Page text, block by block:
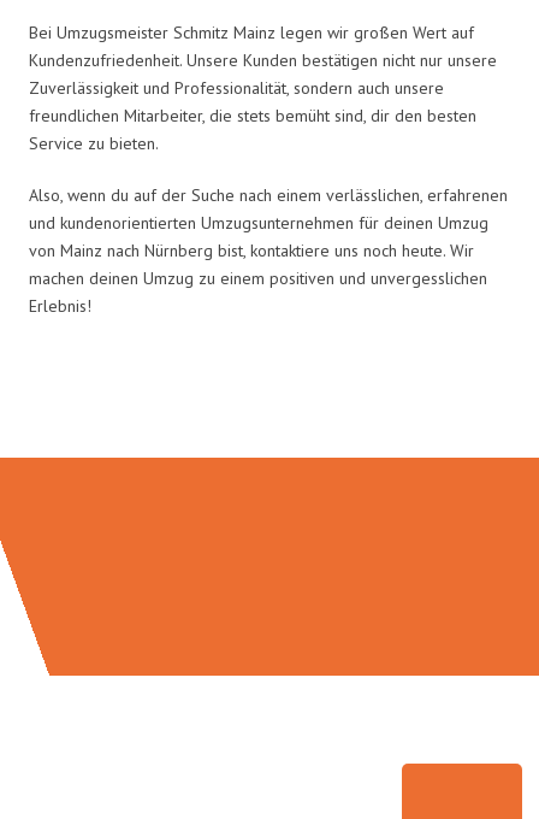
Bei Umzugsmeister Schmitz Mainz legen wir großen Wert auf
Kundenzufriedenheit. Unsere Kunden bestätigen nicht nur unsere
Zuverlässigkeit und Professionalität, sondern auch unsere
freundlichen Mitarbeiter, die stets bemüht sind, dir den besten
Service zu bieten.
Also, wenn du auf der Suche nach einem verlässlichen, erfahrenen
und kundenorientierten Umzugsunternehmen für deinen Umzug
von Mainz nach Nürnberg bist, kontaktiere uns noch heute. Wir
machen deinen Umzug zu einem positiven und unvergesslichen
Erlebnis!